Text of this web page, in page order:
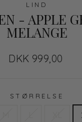
LIND
- APPLE
MELANGE
Normal
DKK 999,00
STØRRELSE